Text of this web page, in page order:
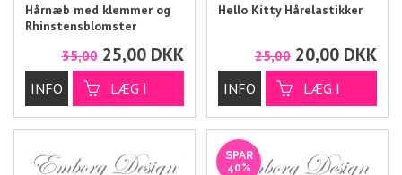
Hårnæb med klemmer og
Rhinstensblomster
35,00 25,00 DKK
Hello Kitty Hårelastikker
25,00 20,00 DKK
SPAR
40%